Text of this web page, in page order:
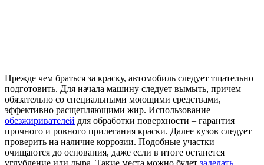
Прежде чем браться за краску, автомобиль следует тщательно
подготовить. Для начала машину следует вымыть, причем
обязательно со специальными моющими средствами,
эффективно расщепляющими жир. Использование
обезжиривателей для обработки поверхности – гарантия
прочного и ровного прилегания краски. Далее кузов следует
проверить на наличие коррозии. Подобные участки
очищаются до основания, даже если в итоге останется
углубление или дыра. Такие места можно будет заделать